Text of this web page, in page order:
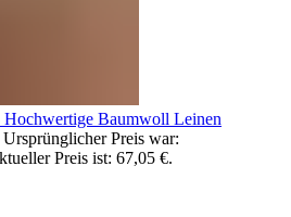
Baumwoll Leinen
Ursprünglicher Preis war:
Preis ist: 67,05 €.